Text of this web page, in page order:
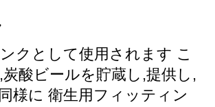
クとして使用されます こ
酸ビールを貯蔵し,提供し,
様に 衛生用フィッティン